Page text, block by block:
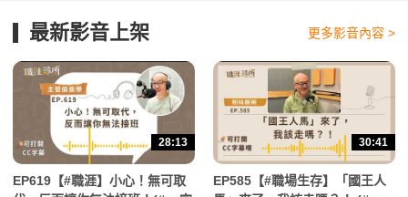
最新影音上架 更多影音內容 >
28:13
EP619【#職涯】小心！無可取
30:41
EP585【#職場生存】「國王人